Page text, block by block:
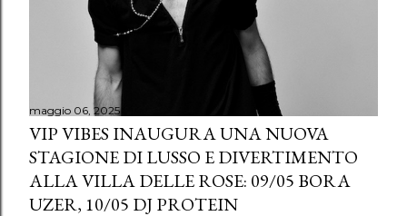
maggio 06, 2025
VIP VIBES INAUGURA UNA NUOVA
STAGIONE DI LUSSO E DIVERTIMENTO
ALLA VILLA DELLE ROSE: 09/05 BORA
UZER, 10/05 DJ PROTEIN